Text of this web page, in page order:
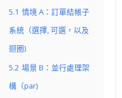
5.1 情境 A：訂單結帳子
系統（選擇, 可選，以及
迴圈)
5.2 場景 B：並行處理架
構（par)